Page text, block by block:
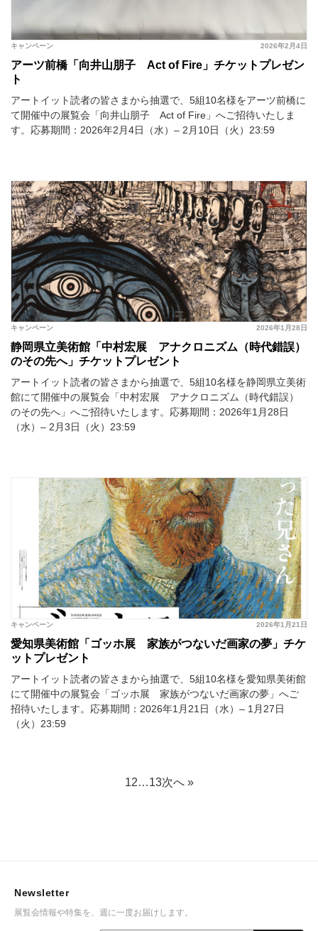
2026年2月4日
キャンペーン
アーツ前橋「向井山朋子 Act of Fire」チケットプレゼン
ト
アートイット読者の皆さまから抽選で、5組10名様をアーツ前橋に
て開催中の展覧会「向井山朋子 Act of Fire」へご招待いたしま
す。応募期間：2026年2月4日（水）– 2月10日（火）23:59
2026年1月28日
キャンペーン
静岡県立美術館「中村宏展 アナクロニズム（時代錯誤）
のその先へ」チケットプレゼント
アートイット読者の皆さまから抽選で、5組10名様を静岡県立美術
館にて開催中の展覧会「中村宏展 アナクロニズム（時代錯誤）
のその先へ」へご招待いたします。応募期間：2026年1月28日
（水）– 2月3日（火）23:59
2026年1月21日
キャンペーン
愛知県美術館「ゴッホ展 家族がつないだ画家の夢」チケ
ットプレゼント
アートイット読者の皆さまから抽選で、5組10名様を愛知県美術館
にて開催中の展覧会「ゴッホ展 家族がつないだ画家の夢」へご
招待いたします。応募期間：2026年1月21日（水）– 1月27日
（火）23:59
12…13次へ »
Newsletter
展覧会情報や特集を、週に一度お届けします。